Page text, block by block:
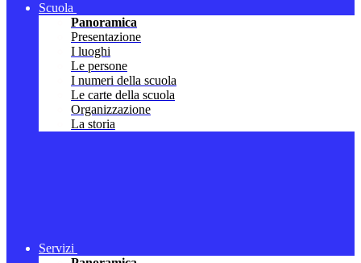
Scuola
Panoramica
Presentazione
I luoghi
Le persone
I numeri della scuola
Le carte della scuola
Organizzazione
La storia
Servizi